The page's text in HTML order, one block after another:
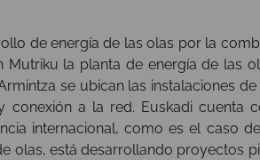
de energía de las olas por la
Mutriku la planta de energía de las
se ubican las instalaciones de
a la red. Euskadi cuenta
internacional, como es el caso
olas, está desarrollando proyectos